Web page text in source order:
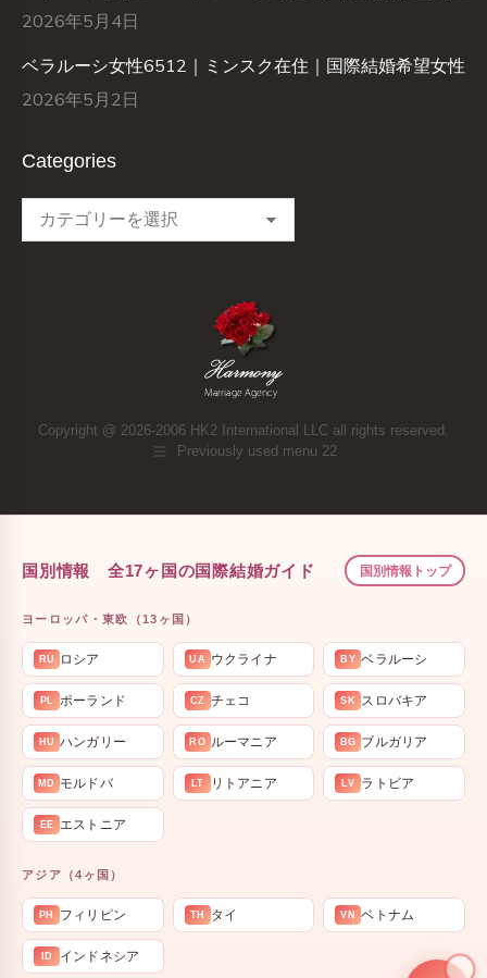
2026年5月4日
ベラルーシ女性6512｜ミンスク在住｜国際結婚希望女性
2026年5月2日
Categories
Categories
Copyright @ 2026-2006 HK2 International LLC all rights reserved.
Previously used menu 22
国別情報 全17ヶ国の国際結婚ガイド 国別情報トップ
ヨーロッパ・東欧（13ヶ国）
RU ロシア UA ウクライナ BY ベラルーシ
PL ポーランド CZ チェコ SK スロバキア
HU ハンガリー RO ルーマニア BG ブルガリア
MD モルドバ LT リトアニア LV ラトビア
EE エストニア
アジア（4ヶ国）
PH フィリピン TH タイ VN ベトナム
ID インドネシア
💍